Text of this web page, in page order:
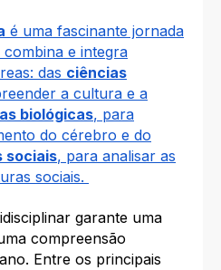
é uma fascinante jornada
e integra
das ciências
a cultura e a
biológicas, para
do cérebro e do
sociais, para analisar as
sociais.
garante uma
compreensão
Entre os principais